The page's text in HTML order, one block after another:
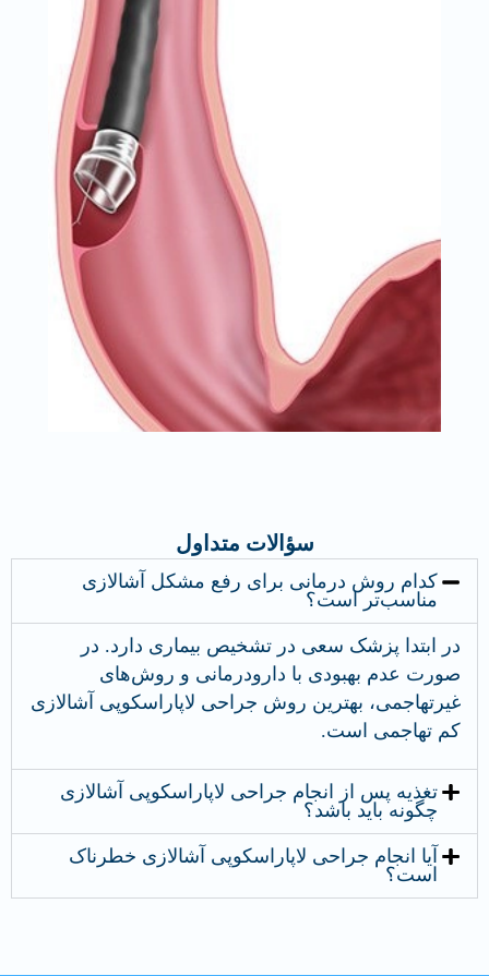
سؤالات متداول
کدام روش درمانی برای رفع مشکل آشالازی
مناسب‌تر است؟
در ابتدا پزشک سعی در تشخیص بیماری دارد. در
صورت عدم بهبودی با دارودرمانی و روش‌های
غیرتهاجمی، بهترین روش جراحی لاپاراسکوپی آشالازی
کم تهاجمی است.
تغذیه پس از انجام جراحی لاپاراسکوپی آشالازی
چگونه باید باشد؟
آیا انجام جراحی لاپاراسکوپی آشالازی خطرناک
است؟